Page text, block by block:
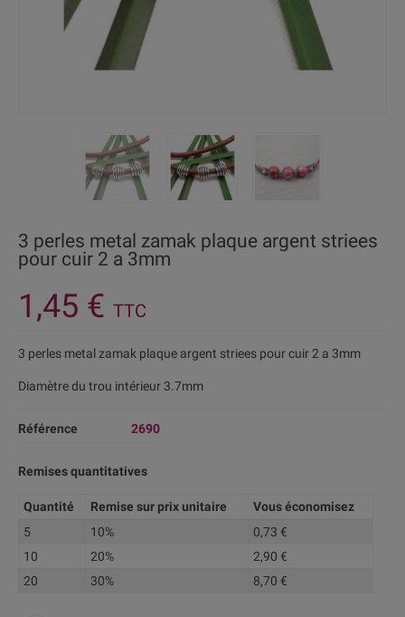
3 perles metal zamak plaque argent striees
pour cuir 2 a 3mm
1,45 € TTC
3 perles metal zamak plaque argent striees pour cuir 2 a 3mm
Diamètre du trou intérieur 3.7mm
Référence 2690
Remises quantitatives
Quantité Remise sur prix unitaire
Vous économisez
5
10%
0,73 €
10
20%
2,90 €
20
30% 8,70 €